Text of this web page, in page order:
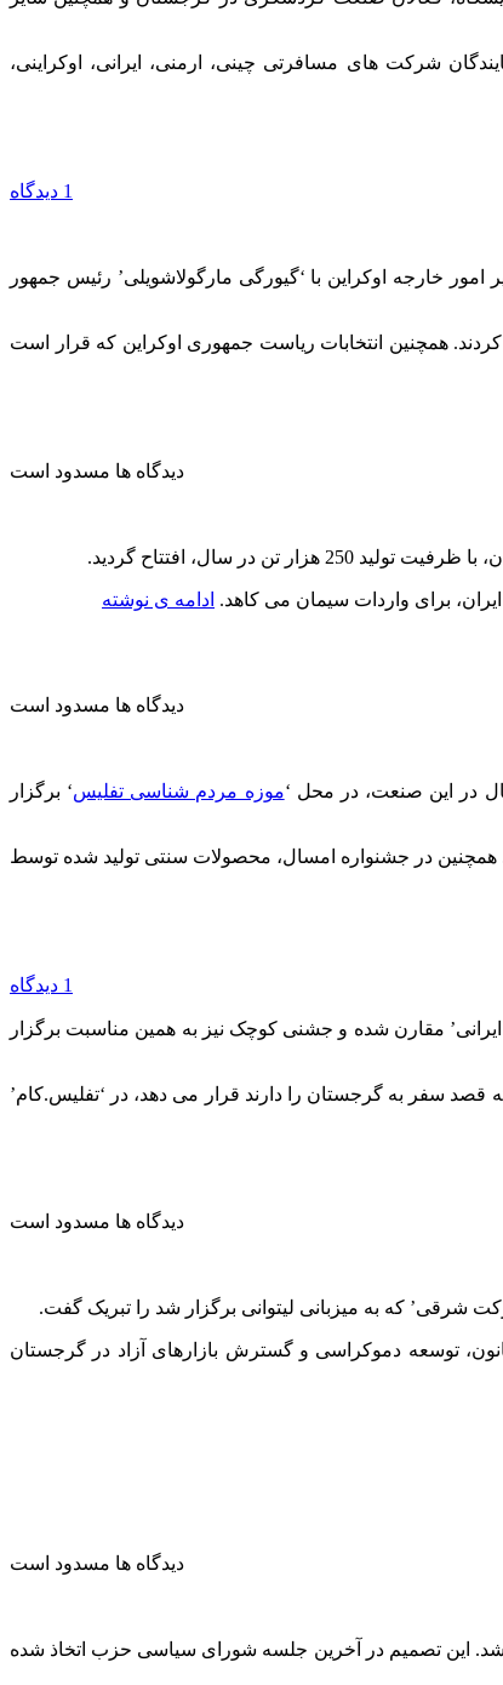
شرکت های مسافرتی چینی، ارمنی، ایرانی، اوکراینی،
1 دیدگاه
خارجه اوکراین با ‘گیورگی مارگولاشویلی’ رئیس جمهور
همچنین انتخابات ریاست جمهوری اوکراین که قرار است
دیدگاه ها مسدود است
سال، افتتاح گردید.
برای واردات سیمان می کاهد. ادامه ی نوشته
دیدگاه ها مسدود است
موزه مردم شناسی تفلیس‘ برگزار
علاقه مندان قرار خواهد گرفت. همچنین در جشنواره امسال، محصولات سنتی تولید شده توسط
1 دیدگاه
مقارن شده و جشنی کوچک نیز به همین مناسبت برگزار
قصد سفر به گرجستان را دارند قرار می دهد، در ‘تفلیس.کام’
دیدگاه ها مسدود است
شرقی’ که به میزبانی لیتوانی برگزار شد را تبریک گفت.
قانون، توسعه دموکراسی و گسترش بازارهای آزاد در گرجستان
دیدگاه ها مسدود است
شد. این تصمیم در آخرین جلسه شورای سیاسی حزب اتخاذ شده